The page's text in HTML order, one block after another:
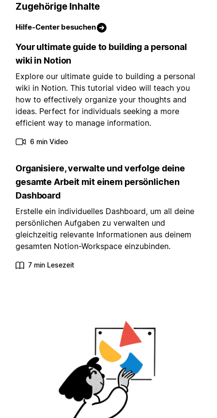
Zugehörige Inhalte
Hilfe-Center besuchen
Your ultimate guide to building a personal
wiki in Notion
Explore our ultimate guide to building a personal
wiki in Notion. This tutorial video will teach you
how to effectively organize your thoughts and
ideas. Perfect for individuals seeking a more
efficient way to manage information.
6 min Video
Organisiere, verwalte und verfolge deine
gesamte Arbeit mit einem persönlichen
Dashboard
Erstelle ein individuelles Dashboard, um all deine
persönlichen Aufgaben zu verwalten und
gleichzeitig relevante Informationen aus deinem
gesamten Notion-Workspace einzubinden.
7 min Lesezeit